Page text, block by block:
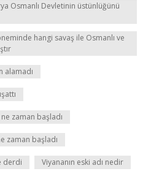
Osmanlı Devletinin üstünlüğünü
hangi savaş ile Osmanlı ve
alamadı
zaman başladı
zaman başladı
derdi Viyananın eski adı nedir